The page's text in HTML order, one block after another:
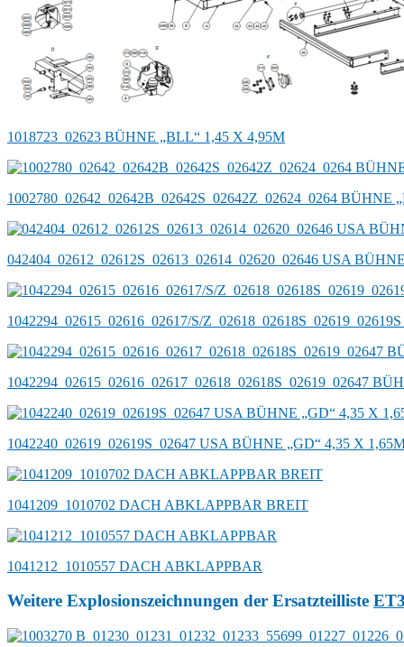
1018723_02623 BÜHNE „BLL“ 1,45 X 4,95M
1002780_02642_02642B_02642S_02642Z_02624_0264 BÜHNE
042404_02612_02612S_02613_02614_02620_02646 USA
1042294_02615_02616_02617/S/
1042294_02615_02616_02617_02618_02618S_02619_02647
1042240_02619_02619S_02647 USA BÜHNE „GD“ 4,35 X
1041209_1010702 DACH ABKLAPPBAR BREIT
1041212_1010557 DACH ABKLAPPBAR
Weitere Explosionszeichnungen der Ersatzteilliste